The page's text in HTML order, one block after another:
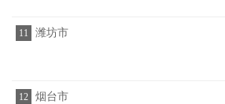
11 潍坊市
12 烟台市